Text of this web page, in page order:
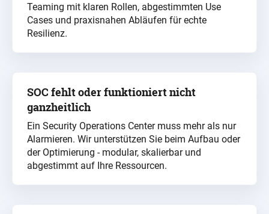
Teaming mit klaren Rollen, abgestimmten Use
Cases und praxisnahen Abläufen für echte
Resilienz.
SOC fehlt oder funktioniert nicht
ganzheitlich
Ein Security Operations Center muss mehr als nur
Alarmieren. Wir unterstützen Sie beim Aufbau oder
der Optimierung - modular, skalierbar und
abgestimmt auf Ihre Ressourcen.